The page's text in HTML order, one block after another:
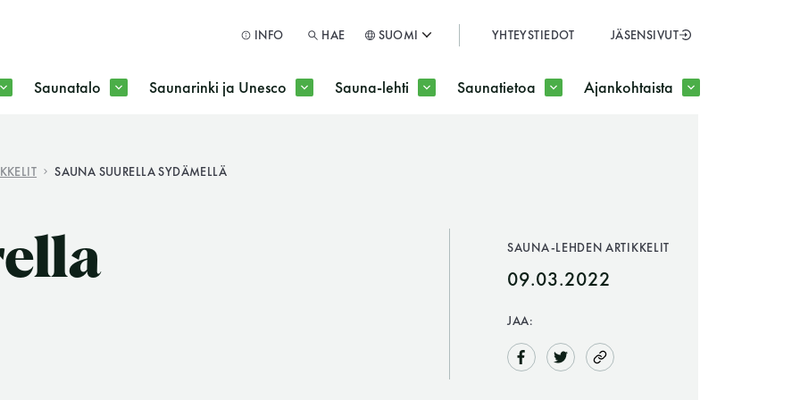
SULJE
INFO HAE SUOMI YHTEYSTIEDOT JÄSENSIVUT
Saunatalo Saunarinki ja Unesco Sauna-lehti Saunatietoa Ajankohtaista
SAUNA SUURELLA SYDÄMELLÄ
SAUNA-LEHDEN ARTIKKELIT
09.03.2022
JAA: